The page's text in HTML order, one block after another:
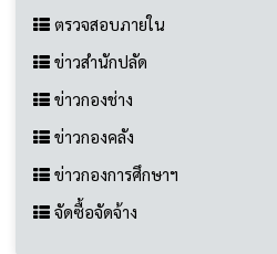
ตรวจสอบภายใน
ข่าวสำนักปลัด
ข่าวกองช่าง
ข่าวกองคลัง
ข่าวกองการศึกษาฯ
จัดซื้อจัดจ้าง